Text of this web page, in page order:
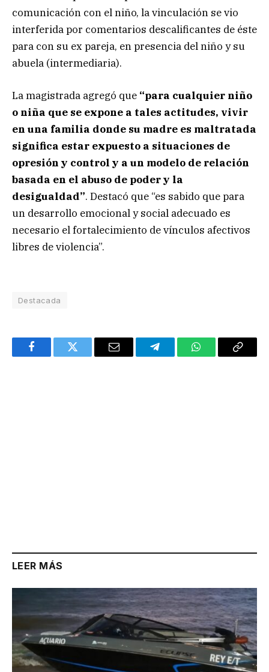
comunicación con el niño, la vinculación se vio
interferida por comentarios descalificantes de éste
para con su ex pareja, en presencia del niño y su
abuela (intermediaria).
La magistrada agregó que “para cualquier niño
o niña que se expone a tales actitudes, vivir
en una familia donde su madre es maltratada
significa estar expuesto a situaciones de
opresión y control y a un modelo de relación
basada en el abuso de poder y la
desigualdad”. Destacó que “es sabido que para
un desarrollo emocional y social adecuado es
necesario el fortalecimiento de vínculos afectivos
libres de violencia”.
Destacada
FacebookTwitter Email TelegramWhatsAppCopy
LEER MÁS